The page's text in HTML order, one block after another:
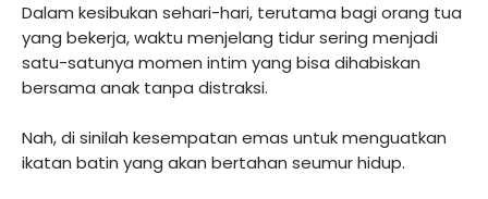
Dalam kesibukan sehari-hari, terutama bagi orang tua
yang bekerja, waktu menjelang tidur sering menjadi
satu-satunya momen intim yang bisa dihabiskan
bersama anak tanpa distraksi.
Nah, di sinilah kesempatan emas untuk menguatkan
ikatan batin yang akan bertahan seumur hidup.